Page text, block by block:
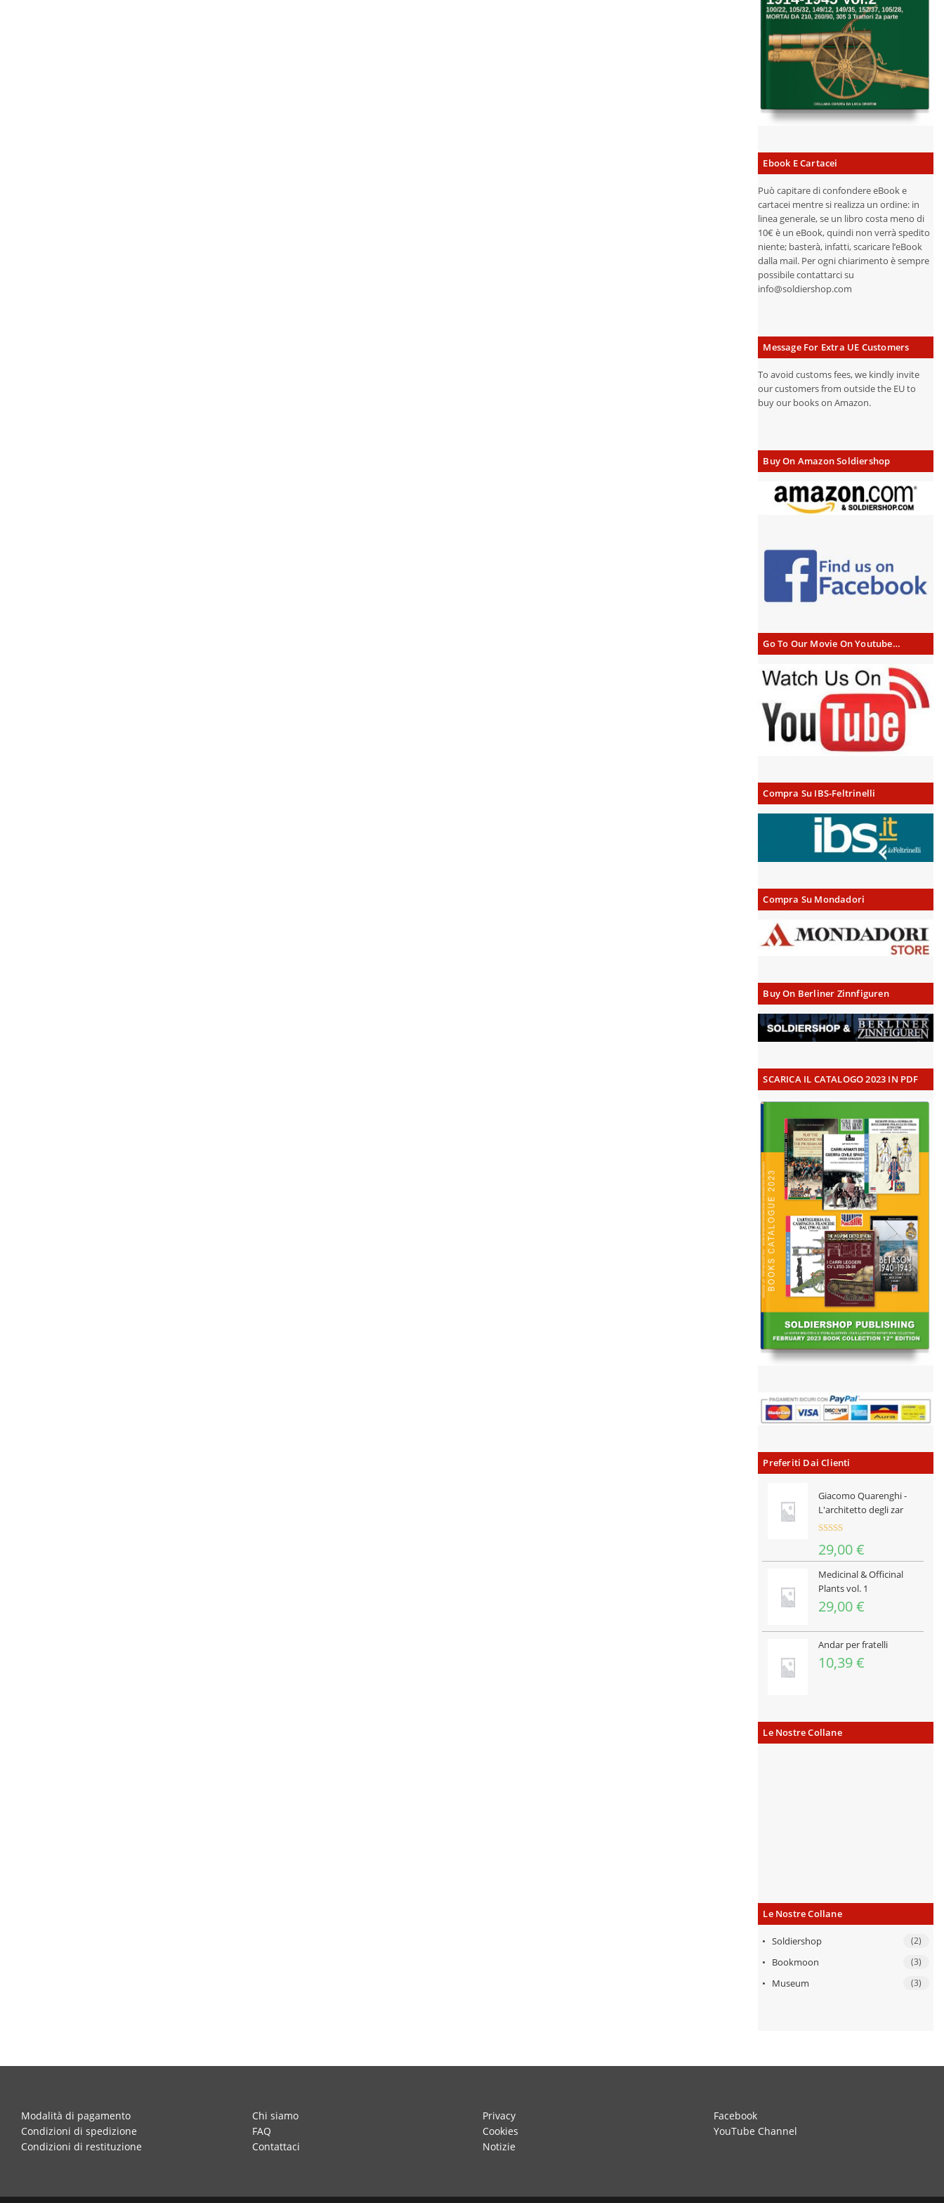
Ebook E Cartacei
Può capitare di confondere eBook e
cartacei mentre si realizza un ordine: in
linea generale, se un libro costa meno di
10€ è un eBook, quindi non verrà spedito
niente; basterà, infatti, scaricare l’eBook
dalla mail. Per ogni chiarimento è sempre
possibile contattarci su
info@soldiershop.com
Message For Extra UE Customers
To avoid customs fees, we kindly invite
our customers from outside the EU to
buy our books on Amazon.
Buy On Amazon Soldiershop
Go To Our Movie On Youtube…
Compra Su IBS-Feltrinelli
Compra Su Mondadori
Buy On Berliner Zinnfiguren
SCARICA IL CATALOGO 2023 IN PDF
Preferiti Dai Clienti
Giacomo Quarenghi -
L'architetto degli zar
o3.00
su 5
29,00€
Medicinal & Officinal
Plants vol. 1
29,00€
Andar per fratelli
10,39€
Le Nostre Collane
Le Nostre Collane
Soldiershop (2)
Bookmoon (3)
Museum (3)
Modalità di pagamento
Condizioni di spedizione
Condizioni di restituzione
Chi siamo
FAQ
Contattaci
Privacy
Cookies
Notizie
Facebook
YouTube Channel